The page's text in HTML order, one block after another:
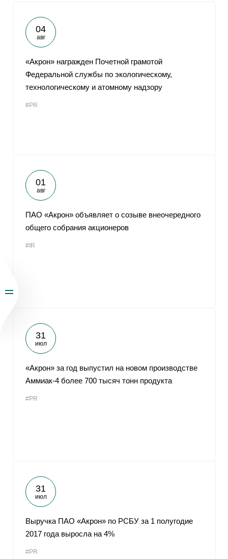
04
авг
«Акрон» награжден Почетной грамотой
Федеральной службы по экологическому,
технологическому и атомному надзору
#PR
01
авг
ПАО «Акрон» объявляет о созыве внеочередного
общего собрания акционеров
#IR
31
июл
«Акрон» за год выпустил на новом производстве
Аммиак-4 более 700 тысяч тонн продукта
#PR
31
июл
Выручка ПАО «Акрон» по РСБУ за 1 полугодие
2017 года выросла на 4%
#PR